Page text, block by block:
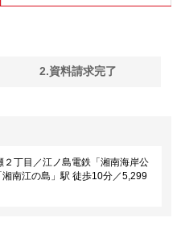
2.資料請求完了
丁目／江ノ島電鉄「湘南海岸公
南江の島」駅 徒歩10分／5,299